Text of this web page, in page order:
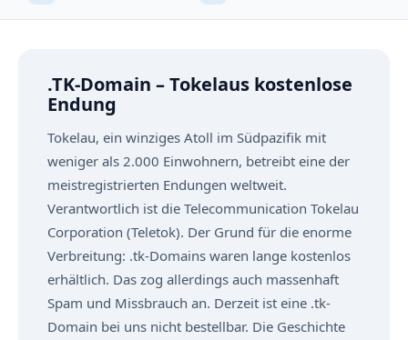
.TK-Domain – Tokelaus kostenlose
Endung
Tokelau, ein winziges Atoll im Südpazifik mit
weniger als 2.000 Einwohnern, betreibt eine der
meistregistrierten Endungen weltweit.
Verantwortlich ist die Telecommunication Tokelau
Corporation (Teletok). Der Grund für die enorme
Verbreitung: .tk-Domains waren lange kostenlos
erhältlich. Das zog allerdings auch massenhaft
Spam und Missbrauch an. Derzeit ist eine .tk-
Domain bei uns nicht bestellbar. Die Geschichte